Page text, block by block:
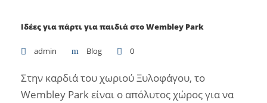
Ιδέες για πάρτι για παιδιά στο Wembley Park
admin Blog 0
Στην καρδιά του χωριού Ξυλοφάγου, το
Wembley Park είναι ο απόλυτος χώρος για να